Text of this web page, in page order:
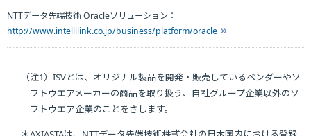
NTTデータ先端技術 Oracleソリューション：
http://www.intellilink.co.jp/business/platform/oracle
（注1）ISVとは、オリジナル製品を開発・販売しているベンダーやソ
フトウエアメーカーの商品を取り扱う、自社グループ企業以外のソ
フトウエア企業のことをさします。